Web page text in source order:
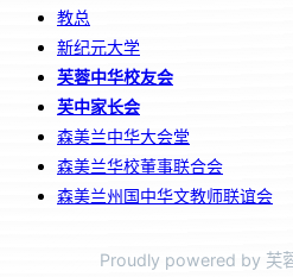
教总
新纪元大学
芙蓉中华校友会
芙中家长会
森美兰中华大会堂
森美兰华校董事联合会
森美兰州国中华文教师联谊会
Proudly powered by 芙